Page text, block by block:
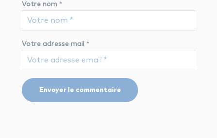
Votre nom *
Votre adresse mail *